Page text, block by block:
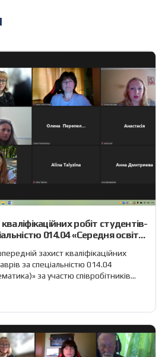
робіт студентів-
014.04 «Середня освіта
захист кваліфікаційних
за спеціальністю 014.04
за участю співробітників
роботи: В обговоренні
[…]